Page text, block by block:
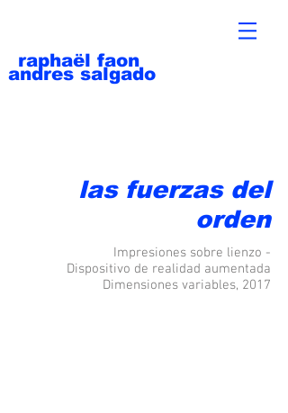
raphaël faon
las fuerzas del
orden
Impresiones sobre lienzo -
Dispositivo de realidad aumentada
Dimensiones variables, 2017
salgado